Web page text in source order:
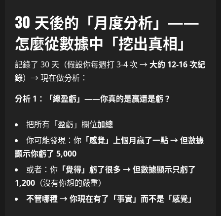
30 天後的「月度分析」——
怎麼從數據中「挖出真相」
記錄了 30 天（假設你每週打 3-4 次 → 大約 12-16 次紀
錄）→ 現在做分析：
分析 1：「總盈虧」——你真的是贏還是虧？
把所有「盈虧」欄位加總
你可能發現：你 「感覺」上個月贏了一點 → 但數據
顯示你虧了 5,000
或者：你 「覺得」虧了很多 → 但數據顯示只虧了
1,200 （沒有你想的嚴重）
不管哪種 → 你現在有了「事實」而不是「感覺」